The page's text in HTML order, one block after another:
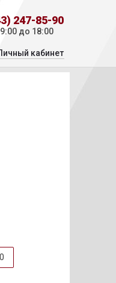
247-85-90
до 18:00
кабинет